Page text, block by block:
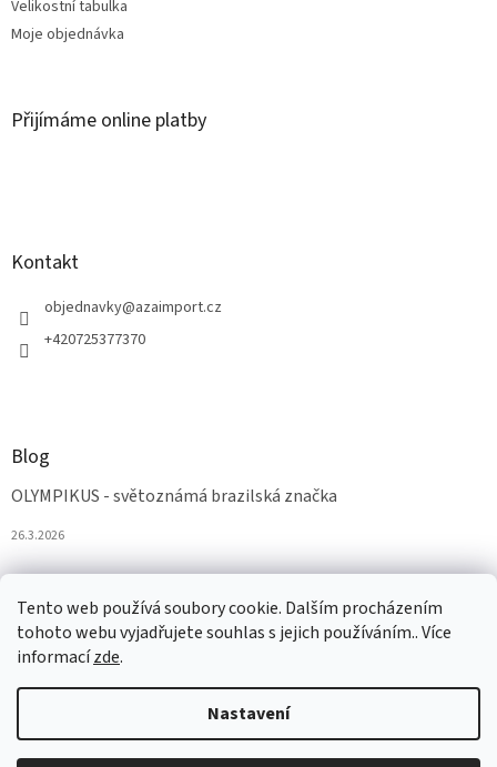
Tento web používá soubory cookie. Dalším procházením
tohoto webu vyjadřujete souhlas s jejich používáním.. Více
informacízde.
Nastavení
Velikostní tabulka
Moje objednávka
Přijímáme online platby
Kontakt
objednavky@azaimport.cz
+420725377370
Blog
OLYMPIKUS - světoznámá brazilská značka
26.3.2026
Vytvořil Shoptet